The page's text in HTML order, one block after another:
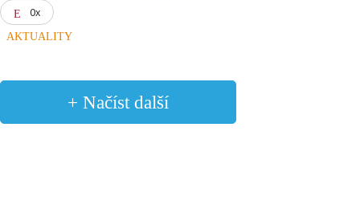
0x
AKTUALITY
+ Načíst další